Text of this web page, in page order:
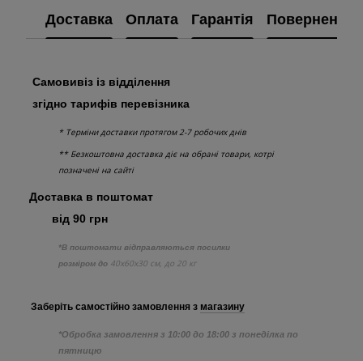
Доставка Оплата Гарантія Повернення
Самовивіз із відділення
згідно тарифів перевізника
* Терміни доставки протягом 2-7 робочих днів
** Безкоштовна доставка діє на обрані товари, котрі
позначені на сайті
Доставка в поштомат
від 90 грн
*В поштомати відправляються посилки
розміром до 40х60х30 см, до 20 кг
Заберіть самостійно замовлення з магазину
*Обробка замовлення з 10:00 до 18:00 з понеділка по
пятницю